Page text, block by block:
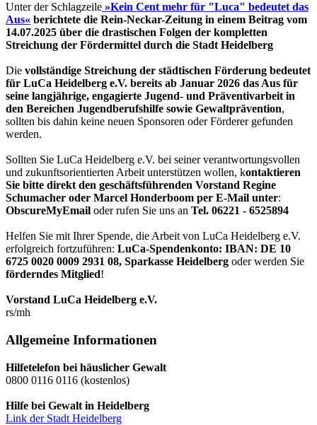
Unter der Schlagzeile »Kein Cent mehr für "Luca" bedeutet das
Aus« berichtete die Rein-Neckar-Zeitung in einem Beitrag vom
14.07.2025 über die drastischen Folgen der kompletten
Streichung der Fördermittel durch die Stadt Heidelberg
Die vollständige Streichung der städtischen Förderung bedeutet
für LuCa Heidelberg e.V. bereits ab Januar 2026 das Aus für
seine langjährige, engagierte Jugend- und Präventivarbeit in
den Bereichen Jugendberufshilfe sowie Gewaltprävention,
sollten bis dahin keine neuen Sponsoren oder Förderer gefunden
werden.
Sollten Sie LuCa Heidelberg e.V. bei seiner verantwortungsvollen
und zukunftsorientierten Arbeit unterstützen wollen, kontaktieren
Sie bitte direkt den geschäftsführenden Vorstand Regine
Schumacher oder Marcel Honderboom per E-Mail unter:
ObscureMyEmail oder rufen Sie uns an Tel. 06221 - 6525894
Helfen Sie mit Ihrer Spende, die Arbeit von LuCa Heidelberg e.V.
erfolgreich fortzuführen: LuCa-Spendenkonto: IBAN: DE 10
6725 0020 0009 2931 08, Sparkasse Heidelberg oder werden Sie
förderndes Mitglied!
Vorstand LuCa Heidelberg e.V.
rs/mh
Allgemeine Informationen
Hilfetelefon bei häuslicher Gewalt
0800 0116 0116 (kostenlos)
Hilfe bei Gewalt in Heidelberg
Link der Stadt Heidelberg